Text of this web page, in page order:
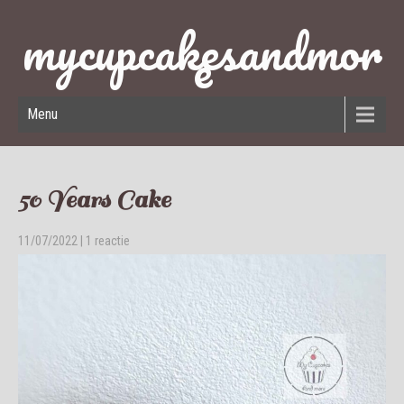
mycupcakesandmor
e
Menu
50 Years Cake
11/07/2022 1 reactie